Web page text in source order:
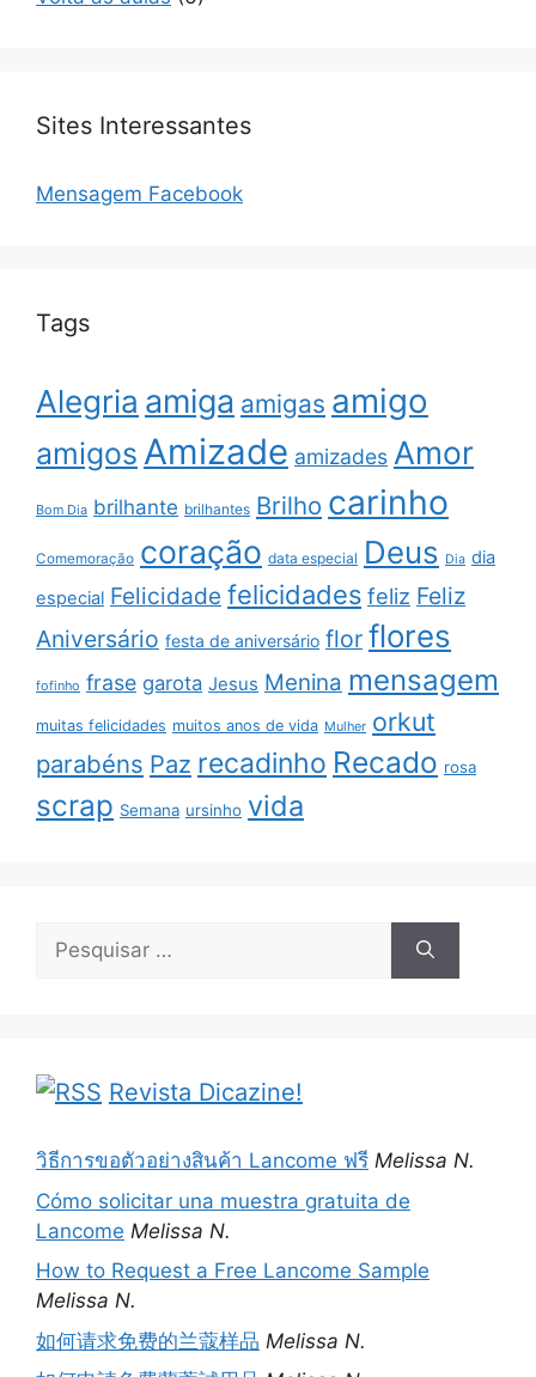
Sites Interessantes
Mensagem Facebook
Tags
Alegria amiga amigas amigo
amigos Amizade amizades Amor
Bom Dia brilhante brilhantes Brilho carinho
Comemoração coração data especial Deus Dia dia
especial Felicidade felicidades feliz Feliz
Aniversário festa de aniversário flor flores
fofinho frase garota Jesus Menina mensagem
muitas felicidades muitos anos de vida Mulher orkut
parabéns Paz recadinho Recado rosa
scrap Semana ursinho vida
Pesquisar
Revista Dicazine!
วิธีการขอตัวอย่างสินค้า Lancome ฟรี Melissa N.
Cómo solicitar una muestra gratuita de
Lancome Melissa N.
How to Request a Free Lancome Sample
Melissa N.
如何请求免费的兰蔻样品 Melissa N.